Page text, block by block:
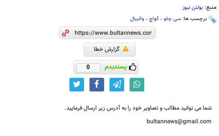
منبع: بولتن نیوز
برچسب ها: سی چلو ، کواچ ، والیبال
گزارش خطا
پسندیدم 0
شما می توانید مطالب و تصاویر خود را به آدرس زیر ارسال فرمایید.
bultannews@gmail.com